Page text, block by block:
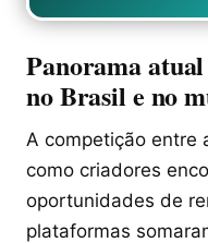
Panorama
no Brasil e no
A competição entre
como criadores
oportunidades de
plataformas